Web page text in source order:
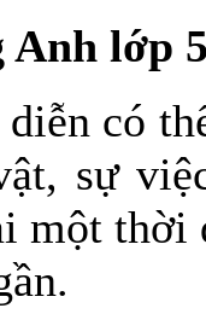
Anh lớp
có
sự
một